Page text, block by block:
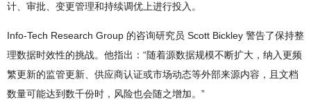
计、审批、变更管理和持续调优上进行投入。
Info-Tech Research Group 的咨询研究员 Scott Bickley 警告了保持整
理数据时效性的挑战。他指出：“随着源数据规模不断扩大，纳入更频
繁更新的监管更新、供应商认证或市场动态等外部来源内容，且文档
数量可能达到数千份时，风险也会随之增加。”